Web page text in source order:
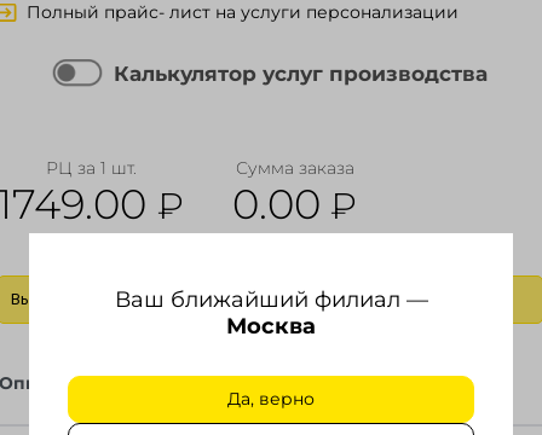
Ваш ближайший филиал —
Москва
Да, верно
Полный прайс- лист на услуги персонализации
Калькулятор услуг производства
РЦ за 1 шт.
₽
Сумма заказа
0.00 ₽
Выбрать действие
Описание Файлы